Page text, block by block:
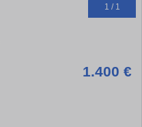
1 / 1
1.400 €